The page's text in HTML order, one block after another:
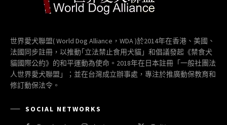
世界愛犬聯盟( World Dog Alliance，WDA )於2014年在香港、美國、
法國同步註冊，以推動｢立法禁止食用犬貓」和倡議發起《禁食犬
貓國際公約》的和平運動為使命。2018年在日本註冊「一般社團法
人世界愛犬聯盟」；並在台灣成立辦事處，專注於推廣動保教育和
修訂動保法令。
SOCIAL NETWORKS